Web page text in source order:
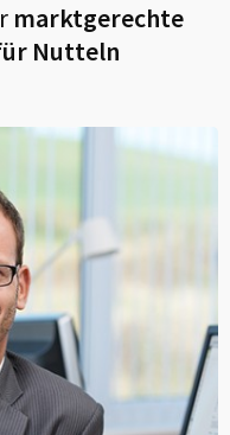
marktgerechte
Nutteln